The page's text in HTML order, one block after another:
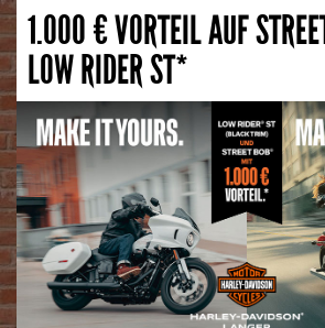
1.000 € VORTEIL AUF
LOW RIDER ST*